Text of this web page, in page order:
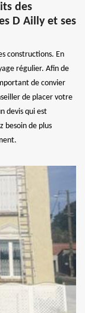
des
D Ailly et ses
constructions. En
régulier. Afin de
de convier
de placer votre
devis qui est
besoin de plus